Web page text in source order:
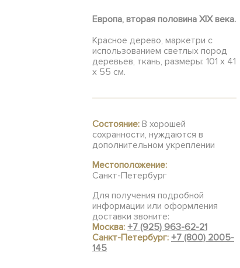
Европа, вторая половина XIX века.
Красное дерево, маркетри с
использованием светлых пород
деревьев, ткань, размеры: 101 х 41
х 55 см.
Состояние: В хорошей
сохранности, нуждаются в
дополнительном укреплении
Местоположение:
Санкт-Петербург
Для получения подробной
информации или оформления
доставки звоните:
Москва: +7 (925) 963-62-21
Санкт-Петербург: +7 (800) 2005-
145